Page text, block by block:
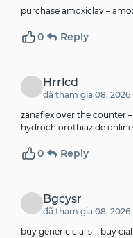
purchase amoxiclav –
0 Reply
Hrrlcd
đã tham gia 08, 2026
zanaflex over the counter –
hydrochlorothiazide online
0 Reply
Bgcysr
đã tham gia 08, 2026
buy generic cialis – buy